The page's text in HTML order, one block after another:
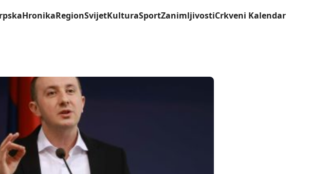
HronikaRegionSvijetKulturaSportZanimljivostiCrkveni Kalendar